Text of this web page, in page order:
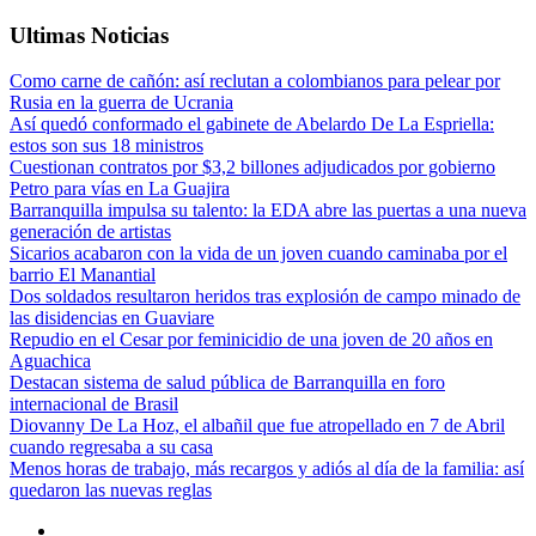
Ultimas Noticias
Como carne de cañón: así reclutan a colombianos para pelear por
Rusia en la guerra de Ucrania
Así quedó conformado el gabinete de Abelardo De La Espriella:
estos son sus 18 ministros
Cuestionan contratos por $3,2 billones adjudicados por gobierno
Petro para vías en La Guajira
Barranquilla impulsa su talento: la EDA abre las puertas a una nueva
generación de artistas
Sicarios acabaron con la vida de un joven cuando caminaba por el
barrio El Manantial
Dos soldados resultaron heridos tras explosión de campo minado de
las disidencias en Guaviare
Repudio en el Cesar por feminicidio de una joven de 20 años en
Aguachica
Destacan sistema de salud pública de Barranquilla en foro
internacional de Brasil
Diovanny De La Hoz, el albañil que fue atropellado en 7 de Abril
cuando regresaba a su casa
Menos horas de trabajo, más recargos y adiós al día de la familia: así
quedaron las nuevas reglas